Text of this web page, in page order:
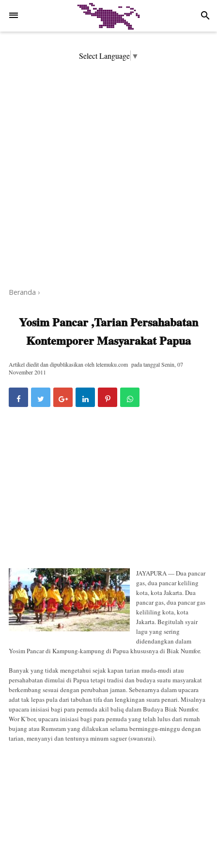
search
Select Language ▼
Beranda ›
Yosim Pancar ,Tarian Persahabatan
Kontemporer Masyarakat Papua
Artikel diedit dan dipublikasikan oleh lelemuku.com pada tanggalSenin, 07
November 2011
JAYAPURA — Dua pancar
gas, dua pancar keliling
kota, kota Jakarta. Dua
pancar gas, dua pancar gas
kelililing kota, kota
Jakarta. Begitulah syair
lagu yang sering
didendangkan dalam
Yosim Pancar di Kampung-kampung di Papua khususnya di Biak Numfor.
Banyak yang tidak mengetahui sejak kapan tarian muda-mudi atau
persahabatan dimulai di Papua tetapi tradisi dan budaya suatu masyarakat
berkembang sesuai dengan perubahan jaman. Sebenarnya dalam upacara
adat tak lepas pula dari tabuhan tifa dan lengkingan suara penari. Misalnya
upacara inisiasi bagi para pemuda akil baliq dalam Budaya Biak Numfor.
Wor K’bor, upacara inisiasi bagi para pemuda yang telah lulus dari rumah
bujang atau Rumsram yang dilakukan selama berminggu-minggu dengan
tarian, menyanyi dan tentunya minum saguer (swansrai).